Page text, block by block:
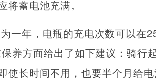
蓄电池充满。
一年，电瓶的充电次数可以在
养方面给出了如下建议：骑行
使长时间不用，也要半个月给